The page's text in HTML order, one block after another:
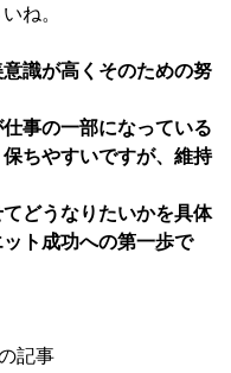
ね。
識が高くそのための努
事の一部になっている
ちやすいですが、維持
どうなりたいかを具体
ト成功への第一歩で
記事